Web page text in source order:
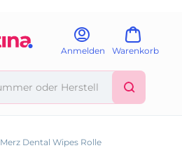
Anmelden Warenkorb
Merz Dental Wipes Rolle